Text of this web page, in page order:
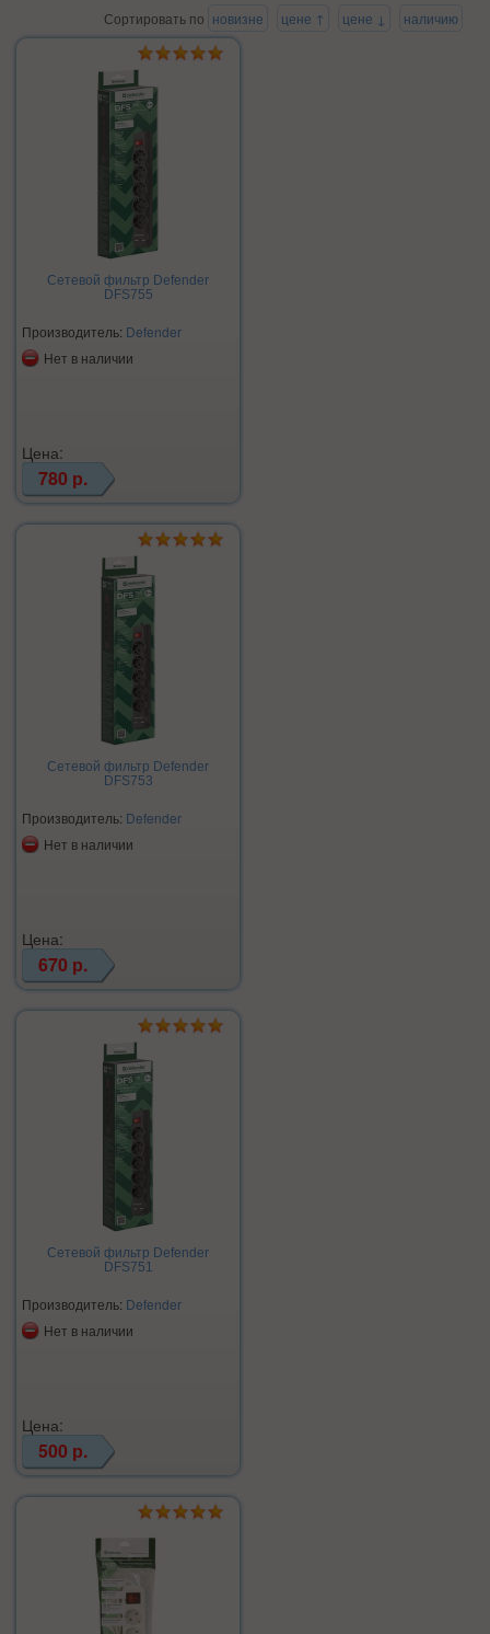
Сортировать по новизне цене ↑ цене ↓ наличию
Сетевой фильтр Defender
DFS755
Производитель: Defender
Нет в наличии
Цена:
780 р.
Сетевой фильтр Defender
DFS753
Производитель: Defender
Нет в наличии
Цена:
670 р.
Сетевой фильтр Defender
DFS751
Производитель: Defender
Нет в наличии
Цена:
500 р.